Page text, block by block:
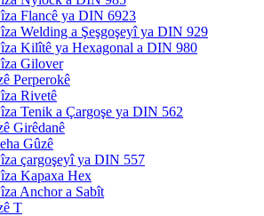
Flancê ya DIN 6923
Welding a Şeşgoşeyî ya DIN 929
Kilîtê ya Hexagonal a DIN 980
Gilover
Perperokê
Rivetê
Tenik a Çargoşe ya DIN 562
Girêdanê
Gûzê
çargoşeyî ya DIN 557
Kapaxa Hex
Anchor a Sabît
T